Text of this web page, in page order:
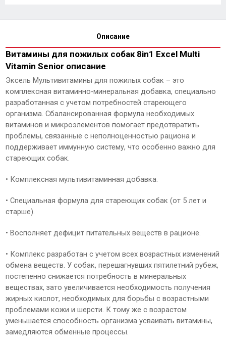
Описание
Витамины для пожилых собак 8in1 Excel Multi
Vitamin Senior описание
Эксель Мультивитамины для пожилых собак – это
комплексная витаминно-минеральная добавка, специально
разработанная с учетом потребностей стареющего
организма. Сбалансированная формула необходимых
витаминов и микроэлементов помогает предотвратить
проблемы, связанные с неполноценностью рациона и
поддерживает иммунную систему, что особенно важно для
стареющих собак.
• Комплексная мультивитаминная добавка.
• Специальная формула для стареющих собак (от 5 лет и
старше).
• Bосполняет дефицит питательных веществ в рационе.
• Комплекс разработан с учетом всех возрастных изменений
обмена веществ. У собак, перешагнувших пятилетний рубеж,
постепенно снижается потребность в минеральных
веществах, зато увеличивается необходимость получения
жирных кислот, необходимых для борьбы с возрастными
проблемами кожи и шерсти. К тому же с возрастом
уменьшается способность организма усваивать витамины,
замедляются обменные процессы.